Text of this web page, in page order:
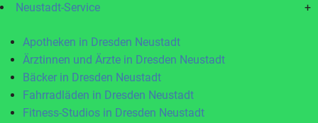
Neustadt-Service +
Apotheken in Dresden Neustadt
Ärztinnen und Ärzte in Dresden Neustadt
Bäcker in Dresden Neustadt
Fahrradläden in Dresden Neustadt
Fitness-Studios in Dresden Neustadt